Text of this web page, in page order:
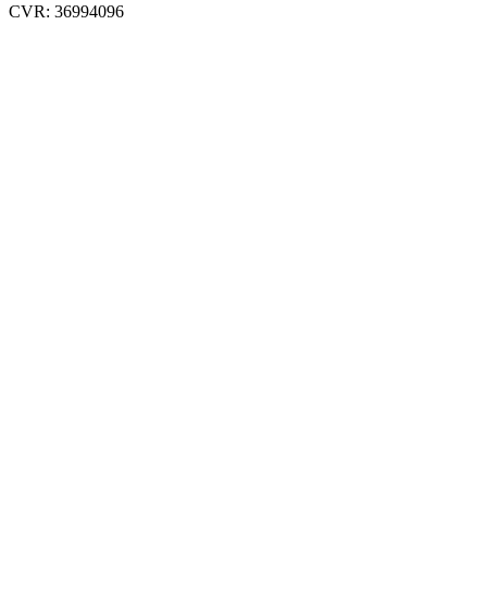
CVR: 36994096